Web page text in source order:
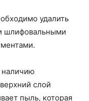
удалить
шлифовальными
наличию
слой
пыль, которая